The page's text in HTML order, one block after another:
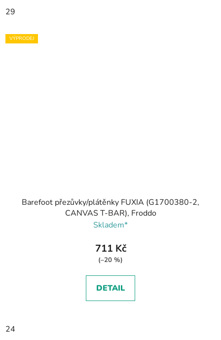
29
VÝPRODEJ
Barefoot přezůvky/plátěnky FUXIA (G1700380-2,
CANVAS T-BAR), Froddo
Skladem*
711 Kč
(–20 %)
DETAIL
24